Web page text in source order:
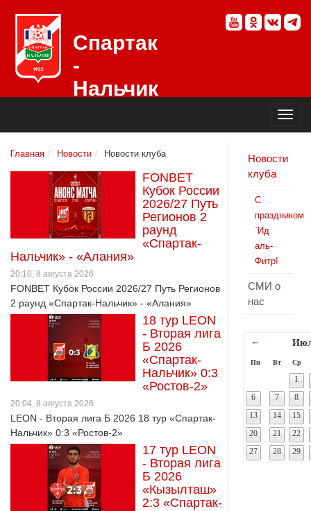
Спартак
-
Нальчик
Главная Новости Новости клуба
FONBET
Кубок России
2026/27 Путь
Регионов 2
раунд
«Спартак-
Нальчик» - «Алания»
20:10, 8 августа 2026
FONBET Кубок России 2026/27 Путь Регионов
2 раунд «Спартак-Нальчик» - «Алания»
18 тур LEON
- Вторая лига
Б 2026
«Спартак-
Нальчик» 0:3
«Ростов-2»
20:04, 8 августа 2026
LEON - Вторая лига Б 2026 18 тур «Спартак-
Нальчик» 0:3 «Ростов-2»
17 тур LEON
- Вторая лига
Б 2026
«Кызылташ»
2:3 «Спартак-
Новости
клуба
С
праздником
`Ид
аль-
Фитр!
СМИ о
нас
←
Пн Вт Ср
1
6
7
8
13
14
15
20
21
22
27
28 29